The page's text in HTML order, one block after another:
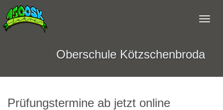
Oberschule Kötzschenbroda
Prüfungstermine ab jetzt online